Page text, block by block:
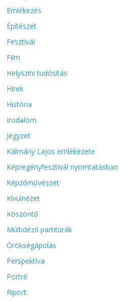
Emlékezés
Építészet
Fesztivál
Film
Helyszíni tudósítás
Hírek
História
Irodalom
Jegyzet
Kálmány Lajos emlékezete
Képregényfesztivál nyomtatásban
Képzőművészet
Kívülnézet
Köszöntő
Múltidéző partitúrák
Örökségápolás
Perspektíva
Portré
Riport